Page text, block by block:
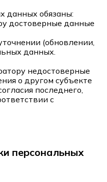
данных обязаны:
достоверные данные
(обновлении,
данных.
недостоверные
о другом субъекте
последнего,
с
персональных